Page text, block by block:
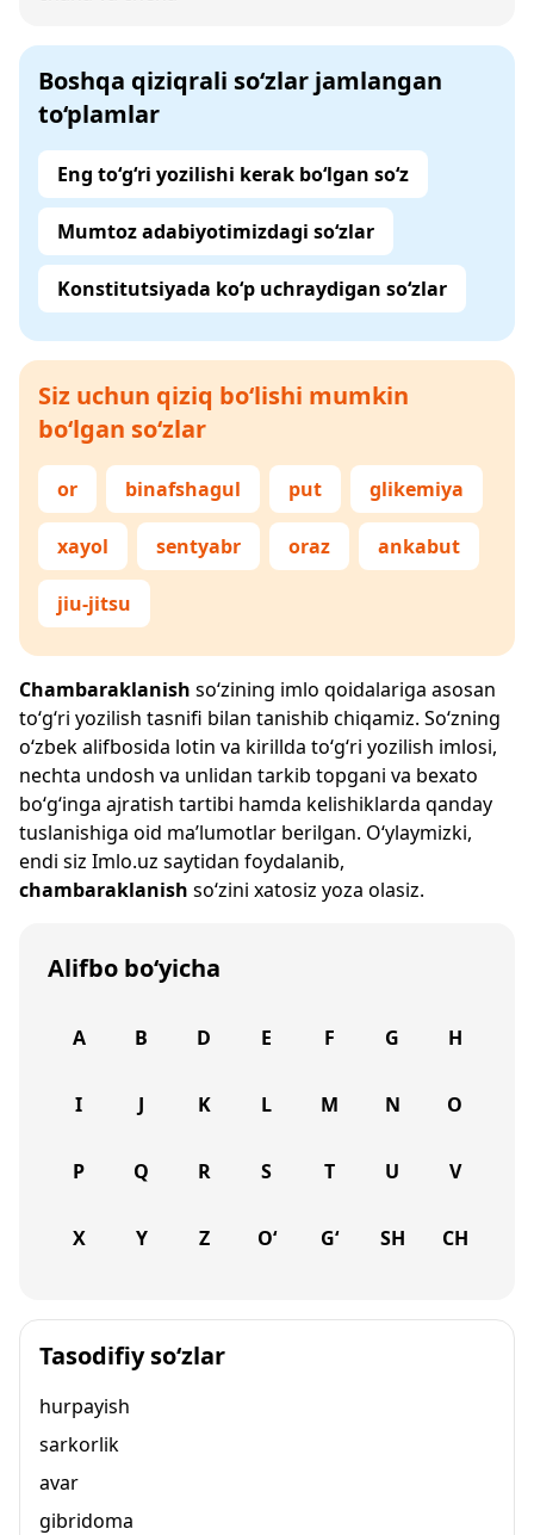
Boshqa qiziqrali so‘zlar jamlangan
to‘plamlar
Eng to‘g‘ri yozilishi kerak bo‘lgan so‘z
Mumtoz adabiyotimizdagi so‘zlar
Konstitutsiyada ko‘p uchraydigan so‘zlar
Siz uchun qiziq bo‘lishi mumkin
bo‘lgan so‘zlar
or binafshagul put glikemiya
xayol sentyabr oraz ankabut
jiu-jitsu
Chambaraklanish so‘zining imlo qoidalariga asosan
to‘g‘ri yozilish tasnifi bilan tanishib chiqamiz. So‘zning
o‘zbek alifbosida lotin va kirillda to‘g‘ri yozilish imlosi,
nechta undosh va unlidan tarkib topgani va bexato
bo‘g‘inga ajratish tartibi hamda kelishiklarda qanday
tuslanishiga oid ma’lumotlar berilgan. O‘ylaymizki,
endi siz Imlo.uz saytidan foydalanib,
chambaraklanish so‘zini xatosiz yoza olasiz.
Alifbo bo‘yicha
A B D E F G H
I J K L M N O
P Q R S T U V
X Y Z O‘ G‘ SH CH
Tasodifiy so‘zlar
hurpayish
sarkorlik
avar
gibridoma